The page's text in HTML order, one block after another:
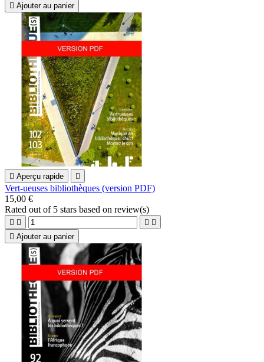
 Ajouter au panier
 Aperçu rapide 
Vert-ueuses bibliothèques (version PDF)
15,00 €
Rated out of 5 stars based on review(s)
   
 Ajouter au panier